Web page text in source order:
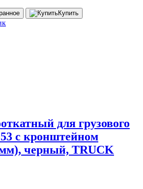
Купить
для грузового
с кронштейном
мм), черный, TRUCK